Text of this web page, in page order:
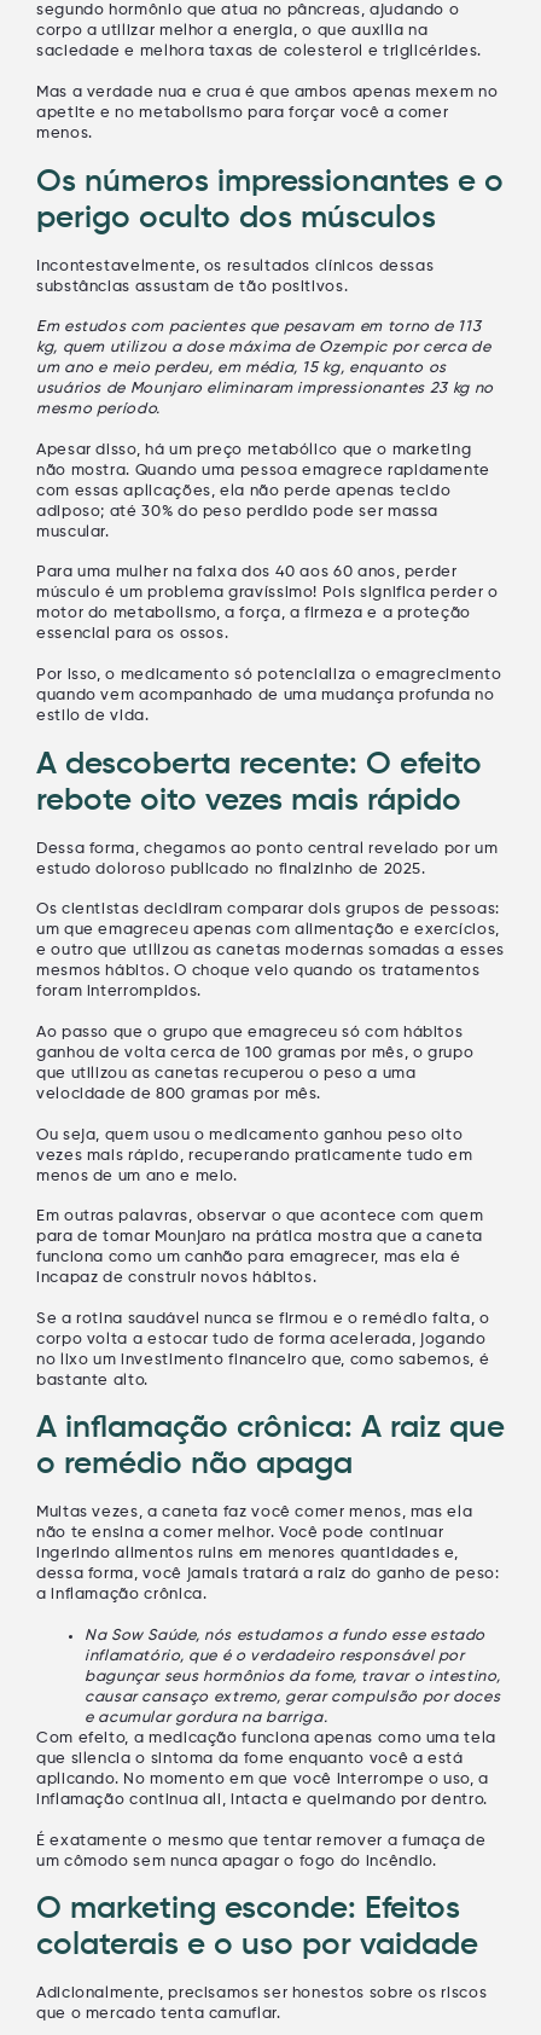
segundo hormônio que atua no pâncreas, ajudando o
corpo a utilizar melhor a energia, o que auxilia na
saciedade e melhora taxas de colesterol e triglicérides.
Mas a verdade nua e crua é que ambos apenas mexem no
apetite e no metabolismo para forçar você a comer
menos.
Os números impressionantes e o
perigo oculto dos músculos
Incontestavelmente, os resultados clínicos dessas
substâncias assustam de tão positivos.
Em estudos com pacientes que pesavam em torno de 113
kg, quem utilizou a dose máxima de Ozempic por cerca de
um ano e meio perdeu, em média, 15 kg, enquanto os
usuários de Mounjaro eliminaram impressionantes 23 kg no
mesmo período.
Apesar disso, há um preço metabólico que o marketing
não mostra. Quando uma pessoa emagrece rapidamente
com essas aplicações, ela não perde apenas tecido
adiposo; até 30% do peso perdido pode ser massa
muscular.
Para uma mulher na faixa dos 40 aos 60 anos, perder
músculo é um problema gravíssimo! Pois significa perder o
motor do metabolismo, a força, a firmeza e a proteção
essencial para os ossos.
Por isso, o medicamento só potencializa o emagrecimento
quando vem acompanhado de uma mudança profunda no
estilo de vida.
A descoberta recente: O efeito
rebote oito vezes mais rápido
Dessa forma, chegamos ao ponto central revelado por um
estudo doloroso publicado no finalzinho de 2025.
Os cientistas decidiram comparar dois grupos de pessoas:
um que emagreceu apenas com alimentação e exercícios,
e outro que utilizou as canetas modernas somadas a esses
mesmos hábitos. O choque veio quando os tratamentos
foram interrompidos.
Ao passo que o grupo que emagreceu só com hábitos
ganhou de volta cerca de 100 gramas por mês, o grupo
que utilizou as canetas recuperou o peso a uma
velocidade de 800 gramas por mês.
Ou seja, quem usou o medicamento ganhou peso oito
vezes mais rápido, recuperando praticamente tudo em
menos de um ano e meio.
Em outras palavras, observar o que acontece com quem
para de tomar Mounjaro na prática mostra que a caneta
funciona como um canhão para emagrecer, mas ela é
incapaz de construir novos hábitos.
Se a rotina saudável nunca se firmou e o remédio falta, o
corpo volta a estocar tudo de forma acelerada, jogando
no lixo um investimento financeiro que, como sabemos, é
bastante alto.
A inflamação crônica: A raiz que
o remédio não apaga
Muitas vezes, a caneta faz você comer menos, mas ela
não te ensina a comer melhor. Você pode continuar
ingerindo alimentos ruins em menores quantidades e,
dessa forma, você jamais tratará a raiz do ganho de peso:
a inflamação crônica.
Na Sow Saúde, nós estudamos a fundo esse estado
inflamatório, que é o verdadeiro responsável por
bagunçar seus hormônios da fome, travar o intestino,
causar cansaço extremo, gerar compulsão por doces
e acumular gordura na barriga.
Com efeito, a medicação funciona apenas como uma tela
que silencia o sintoma da fome enquanto você a está
aplicando. No momento em que você interrompe o uso, a
inflamação continua ali, intacta e queimando por dentro.
É exatamente o mesmo que tentar remover a fumaça de
um cômodo sem nunca apagar o fogo do incêndio.
O marketing esconde: Efeitos
colaterais e o uso por vaidade
Adicionalmente, precisamos ser honestos sobre os riscos
que o mercado tenta camuflar.